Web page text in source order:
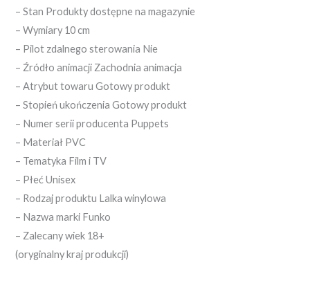
– Stan Produkty dostępne na magazynie
– Wymiary 10 cm
– Pilot zdalnego sterowania Nie
– Źródło animacji Zachodnia animacja
– Atrybut towaru Gotowy produkt
– Stopień ukończenia Gotowy produkt
– Numer serii producenta Puppets
– Materiał PVC
– Tematyka Film i TV
– Płeć Unisex
– Rodzaj produktu Lalka winylowa
– Nazwa marki Funko
– Zalecany wiek 18+
(oryginalny kraj produkcji)